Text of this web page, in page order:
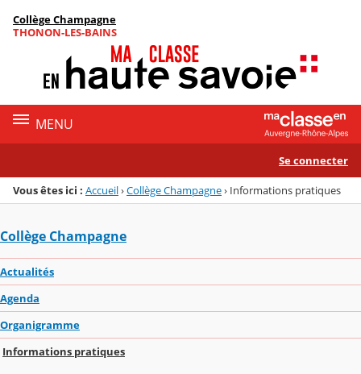
Menu de la rubrique
Contenu
Collège Champagne
THONON-LES-BAINS
MENU
Se connecter
Vous êtes ici : Accueil›Collège Champagne› Informations pratiques
Collège Champagne
Actualités
Agenda
Organigramme
Informations pratiques